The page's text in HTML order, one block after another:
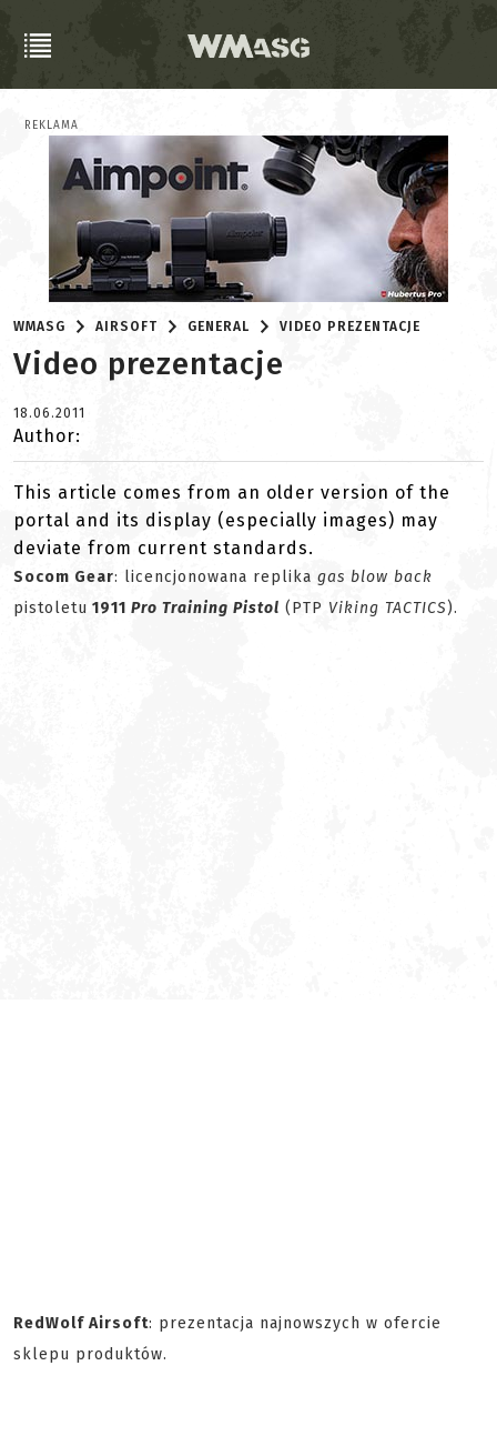
REKLAMA
WMASG AIRSOFT GENERAL VIDEO PREZENTACJE
Video prezentacje
18.06.2011
Author:
This article comes from an older version of the
portal and its display (especially images) may
deviate from current standards.
Socom Gear: licencjonowana replika gas blow back
pistoletu 1911 Pro Training Pistol (PTP Viking TACTICS).
RedWolf Airsoft: prezentacja najnowszych w ofercie
sklepu produktów.